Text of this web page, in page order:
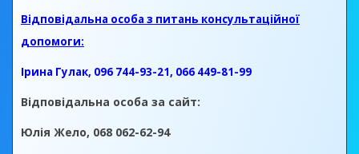
Відповідальна особа з питань консультаційної
допомоги:
Ірина Гулак, 096 744-93-21, 066 449-81-99
Відповідальна особа за сайт:
Юлія Жело, 068 062-62-94